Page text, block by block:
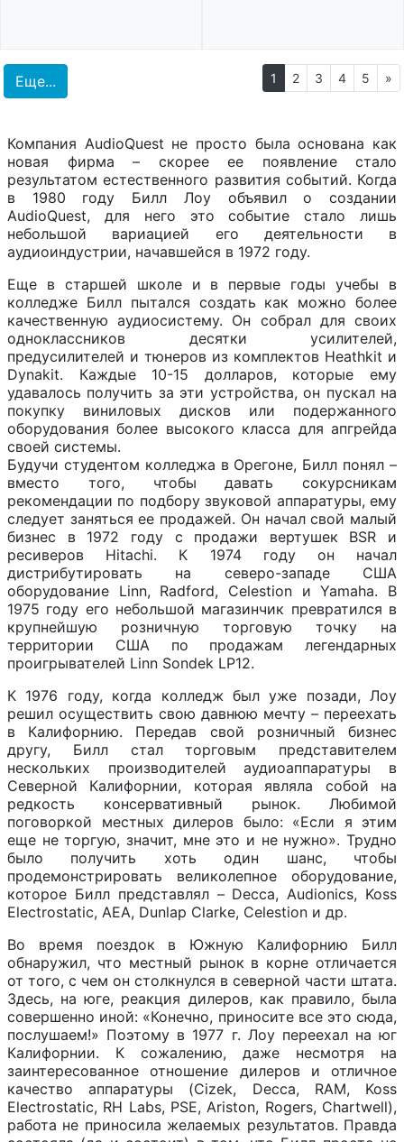
Еще... 1 2 3 4 5 »
Компания AudioQuest не просто была основана как
новая фирма – скорее ее появление стало
результатом естественного развития событий. Когда
в 1980 году Билл Лоу объявил о создании
AudioQuest, для него это событие стало лишь
небольшой вариацией его деятельности в
аудиоиндустрии, начавшейся в 1972 году.
Еще в старшей школе и в первые годы учебы в
колледже Билл пытался создать как можно более
качественную аудиосистему. Он собрал для своих
одноклассников десятки усилителей,
предусилителей и тюнеров из комплектов Heathkit и
Dynakit. Каждые 10-15 долларов, которые ему
удавалось получить за эти устройства, он пускал на
покупку виниловых дисков или подержанного
оборудования более высокого класса для апгрейда
своей системы.
Будучи студентом колледжа в Орегоне, Билл понял –
вместо того, чтобы давать сокурсникам
рекомендации по подбору звуковой аппаратуры, ему
следует заняться ее продажей. Он начал свой малый
бизнес в 1972 году с продажи вертушек BSR и
ресиверов Hitachi. К 1974 году он начал
дистрибутировать на северо-западе США
оборудование Linn, Radford, Celestion и Yamaha. В
1975 году его небольшой магазинчик превратился в
крупнейшую розничную торговую точку на
территории США по продажам легендарных
проигрывателей Linn Sondek LP12.
К 1976 году, когда колледж был уже позади, Лоу
решил осуществить свою давнюю мечту – переехать
в Калифорнию. Передав свой розничный бизнес
другу, Билл стал торговым представителем
нескольких производителей аудиоаппаратуры в
Северной Калифорнии, которая являла собой на
редкость консервативный рынок. Любимой
поговоркой местных дилеров было: «Если я этим
еще не торгую, значит, мне это и не нужно». Трудно
было получить хоть один шанс, чтобы
продемонстрировать великолепное оборудование,
которое Билл представлял – Decca, Audionics, Koss
Electrostatic, AEA, Dunlap Clarke, Celestion и др.
Во время поездок в Южную Калифорнию Билл
обнаружил, что местный рынок в корне отличается
от того, с чем он столкнулся в северной части штата.
Здесь, на юге, реакция дилеров, как правило, была
совершенно иной: «Конечно, приносите все это сюда,
послушаем!» Поэтому в 1977 г. Лоу переехал на юг
Калифорнии. К сожалению, даже несмотря на
заинтересованное отношение дилеров и отличное
качество аппаратуры (Cizek, Decca, RAM, Koss
Electrostatic, RH Labs, PSE, Ariston, Rogers, Chartwell),
работа не приносила желаемых результатов. Правда